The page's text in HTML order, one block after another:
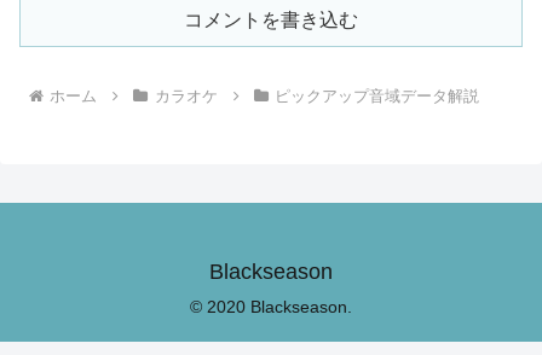
コメントを書き込む
ホーム カラオケ ピックアップ音域データ解説
Blackseason
© 2020 Blackseason.